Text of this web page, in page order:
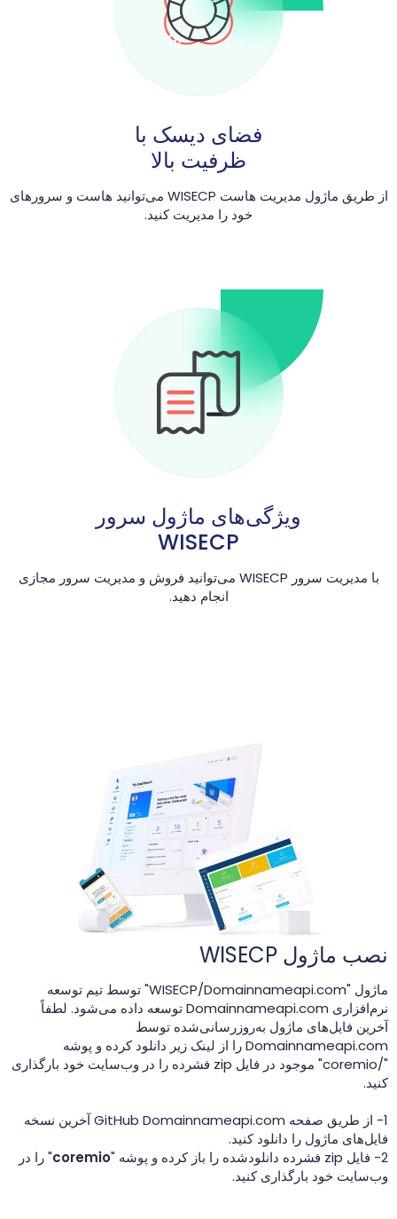
فضای دیسک با
ظرفیت بالا
از طریق ماژول مدیریت هاست WISECP می‌توانید هاست و سرورهای
خود را مدیریت کنید.
ویژگی‌های ماژول سرور
WISECP
با مدیریت سرور WISECP می‌توانید فروش و مدیریت سرور مجازی
انجام دهید.
نصب ماژول WISECP
ماژول "WISECP/Domainnameapi.com" توسط تیم توسعه
نرم‌افزاری Domainnameapi.com توسعه داده می‌شود. لطفاً
آخرین فایل‌های ماژول به‌روزرسانی‌شده توسط
Domainnameapi.com را از لینک زیر دانلود کرده و پوشه
"/coremio" موجود در فایل zip فشرده را در وب‌سایت خود بارگذاری
کنید.
1- از طریق
صفحه GitHub Domainnameapi.com
آخرین نسخه
فایل‌های ماژول را دانلود کنید.
2- فایل zip فشرده دانلودشده را باز کرده و پوشه "
coremio" را در
وب‌سایت خود بارگذاری کنید.